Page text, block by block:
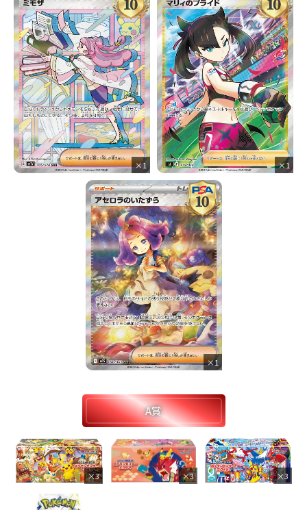
×1 ×1
×1
A賞
×3 ×3 ×3